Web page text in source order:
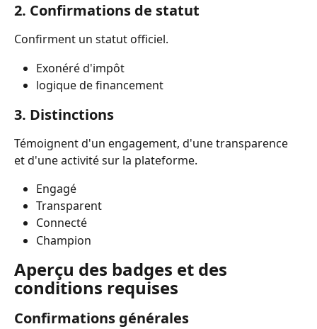
2. Confirmations de statut
Confirment un statut officiel.
Exonéré d'impôt
logique de financement
3. Distinctions
Témoignent d'un engagement, d'une transparence
et d'une activité sur la plateforme.
Engagé
Transparent
Connecté
Champion
Aperçu des badges et des
conditions requises
Confirmations générales